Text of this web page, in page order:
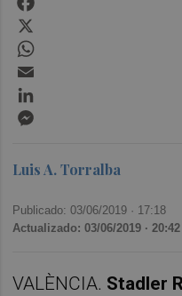
Luis A. Torralba
Publicado: 03/06/2019 · 17:18
Actualizado: 03/06/2019 · 20:42
VALÈNCIA. Stadler